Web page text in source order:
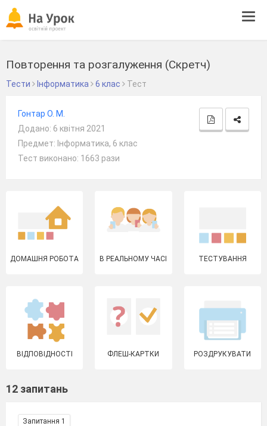
Повторення та розгалуження (Скретч)
Тести Інформатика 6 клас Тест
Гонтар О. М.
Додано: 6 квітня 2021
Предмет: Інформатика, 6 клас
Тест виконано: 1663 рази
ДОМАШНЯ РОБОТА В РЕАЛЬНОМУ ЧАСІ ТЕСТУВАННЯ
ВІДПОВІДНОСТІ ФЛЕШ-КАРТКИ РОЗДРУКУВАТИ
12 запитань
Запитання 1